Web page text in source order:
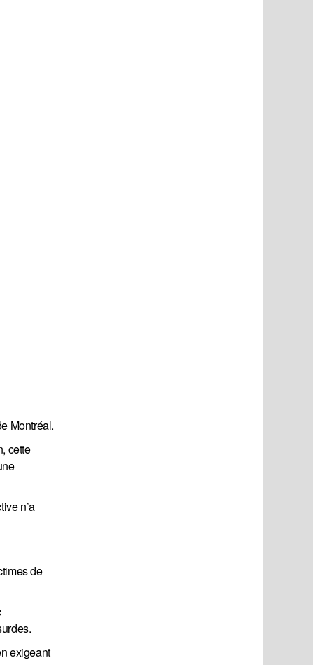
Montréal.
cette
n’a
de
exigeant